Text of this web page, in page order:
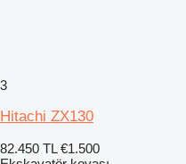
3
Hitachi ZX130
82.450 TL €1.500